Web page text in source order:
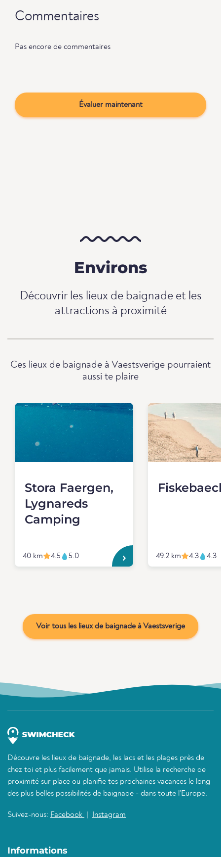
Commentaires
Pas encore de commentaires
Évaluer maintenant
Environs
Découvrir les lieux de baignade et les
attractions à proximité
Ces lieux de baignade à Vaestsverige pourraient
aussi te plaire
Stora Faergen,
Lygnareds
Camping
40 km 4.5 5.0 49.2 km 4.3 4.3
Voir tous les lieux de baignade à Vaestsverige
Découvre les lieux de baignade, les lacs et les plages près de
chez toi et plus facilement que jamais. Utilise la recherche de
proximité sur place ou planifie tes prochaines vacances le long
des plus belles possibilités de baignade - dans toute l'Europe.
Suivez-nous: Facebook Instagram
Informations